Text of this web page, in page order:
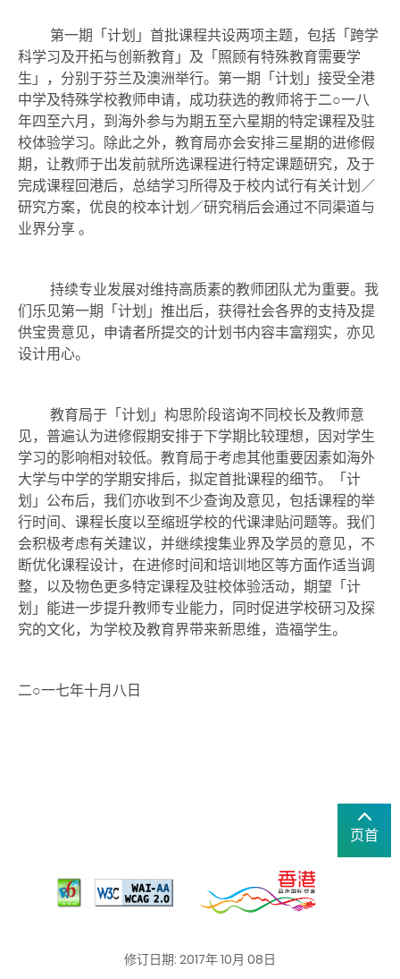
第一期「计划」首批课程共设两项主题，包括「跨学
科学习及开拓与创新教育」及「照顾有特殊教育需要学
生」，分别于芬兰及澳洲举行。第一期「计划」接受全港
中学及特殊学校教师申请，成功获选的教师将于二○一八
年四至六月，到海外参与为期五至六星期的特定课程及驻
校体验学习。除此之外，教育局亦会安排三星期的进修假
期，让教师于出发前就所选课程进行特定课题研究，及于
完成课程回港后，总结学习所得及于校内试行有关计划／
研究方案，优良的校本计划／研究稍后会通过不同渠道与
业界分享 。
持续专业发展对维持高质素的教师团队尤为重要。我
们乐见第一期「计划」推出后，获得社会各界的支持及提
供宝贵意见，申请者所提交的计划书内容丰富翔实，亦见
设计用心。
教育局于「计划」构思阶段谘询不同校长及教师意
见，普遍认为进修假期安排于下学期比较理想，因对学生
学习的影响相对较低。教育局于考虑其他重要因素如海外
大学与中学的学期安排后，拟定首批课程的细节。「计
划」公布后，我们亦收到不少查询及意见，包括课程的举
行时间、课程长度以至缩班学校的代课津贴问题等。我们
会积极考虑有关建议，并继续搜集业界及学员的意见，不
断优化课程设计，在进修时间和培训地区等方面作适当调
整，以及物色更多特定课程及驻校体验活动，期望「计
划」能进一步提升教师专业能力，同时促进学校研习及探
究的文化，为学校及教育界带来新思维，造福学生。
二○一七年十月八日
页首
修订日期: 2017年 10月 08日